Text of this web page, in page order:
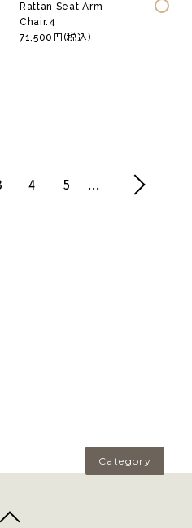
Category
Rattan Seat Arm
Chair.4
71,500円(税込)
4 5 …
top